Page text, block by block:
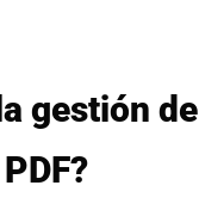
gestión de